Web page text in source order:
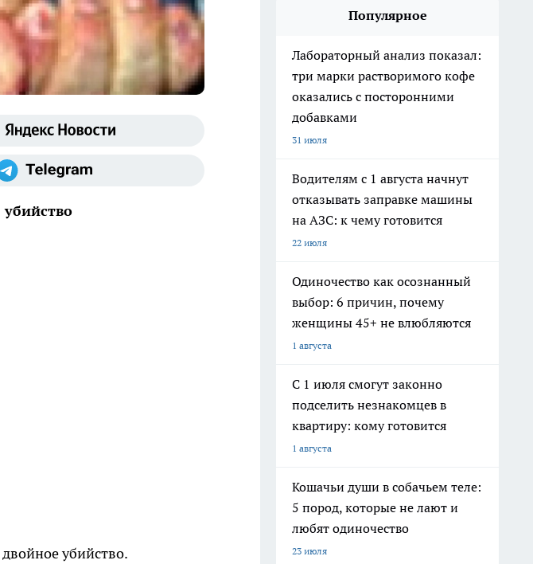
убийство.
Популярное
Лабораторный анализ показал:
три марки растворимого кофе
оказались с посторонними
добавками
31 июля
Водителям с 1 августа начнут
отказывать заправке машины
на АЗС: к чему готовится
22 июля
Одиночество как осознанный
выбор: 6 причин, почему
женщины 45+ не влюбляются
1 августа
С 1 июля смогут законно
подселить незнакомцев в
квартиру: кому готовится
1 августа
Кошачьи души в собачьем теле:
5 пород, которые не лают и
любят одиночество
23 июля